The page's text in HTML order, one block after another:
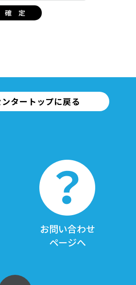
タートップに戻る
お問い合わせ
ページへ